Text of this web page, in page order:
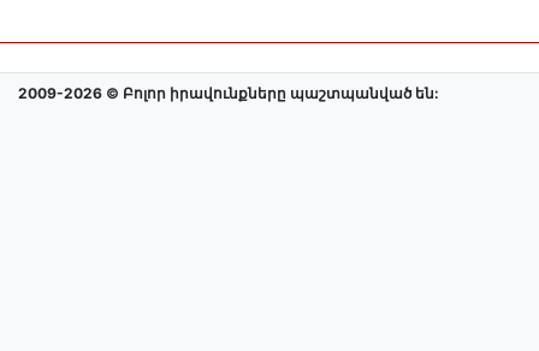
2009-2026 © Բոլոր իրավունքները պաշտպանված են: